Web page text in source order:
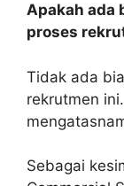
Apakah ada
proses
Tidak ada
rekrutmen
Sebagai